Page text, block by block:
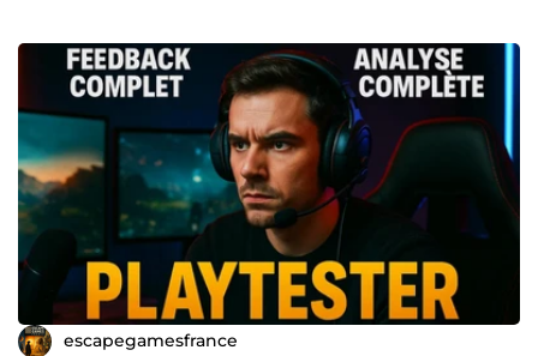
escapegamesfrance